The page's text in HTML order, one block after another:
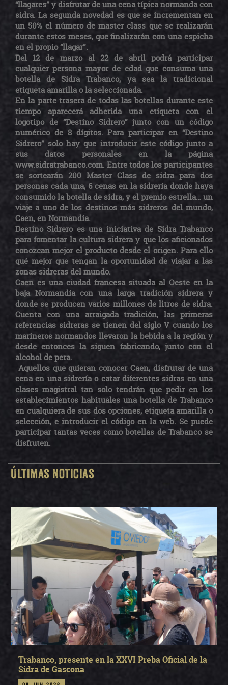
“llagares” y disfrutar de una cena típica normanda con
sidra. La segunda novedad es que se incrementan en
un 50% el número de master class que se realizarán
durante estos meses, que finalizarán con una espicha
en el propio “llagar”.
Del 12 de marzo al 22 de abril podrá participar
cualquier persona mayor de edad que consuma una
botella de Sidra Trabanco, ya sea la tradicional
etiqueta amarilla o la seleccionada.
En la parte trasera de todas las botellas durante este
tiempo aparecerá adherida una etiqueta con el
logotipo de “Destino Sidrero” junto con un código
numérico de 8 dígitos. Para participar en “Destino
Sidrero” solo hay que introducir este código junto a
sus datos personales en la página
www.sidratrabanco.com. Entre todos los participantes
se sortearán 200 Master Class de sidra para dos
personas cada una, 6 cenas en la sidrería donde haya
consumido la botella de sidra, y el premio estrella… un
viaje a uno de los destinos más sidreros del mundo,
Caen, en Normandía.
Destino Sidrero es una iniciativa de Sidra Trabanco
para fomentar la cultura sidrera y que los aficionados
conozcan mejor el producto desde el origen. Para ello
qué mejor que tengan la oportunidad de viajar a las
zonas sidreras del mundo.
Caen es una ciudad francesa situada al Oeste en la
baja Normandía con una larga tradición sidrera y
donde se producen varios millones de litros de sidra.
Cuenta con una arraigada tradición, las primeras
referencias sidreras se tienen del siglo V cuando los
marineros normandos llevaron la bebida a la región y
desde entonces la siguen fabricando, junto con el
alcohol de pera.
Aquellos que quieran conocer Caen, disfrutar de una
cena en una sidrería o catar diferentes sidras en una
clases magistral tan solo tendrán que pedir en los
establecimientos habituales una botella de Trabanco
en cualquiera de sus dos opciones, etiqueta amarilla o
selección, e introducir el código en la web. Se puede
participar tantas veces como botellas de Trabanco se
disfruten.
Últimas noticias
Trabanco, presente en la XXVI Preba Oficial de la
Sidra de Gascona